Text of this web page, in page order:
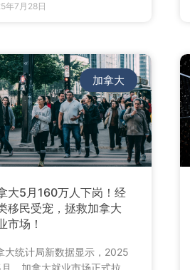
年7月28日
加拿大
大5月160万人下岗！经
移民受宠，拯救加拿大
市场！
大统计局新数据显示，2025